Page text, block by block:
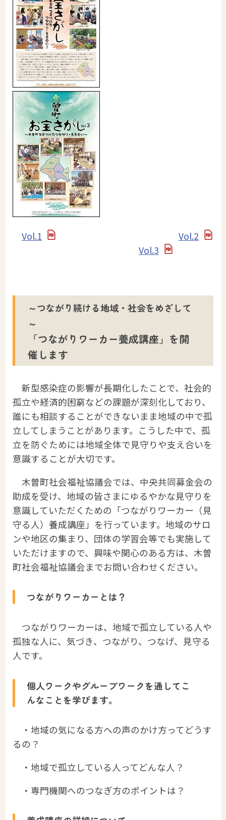
Vol.1
Vol.2
Vol.3
～つながり続ける地域・社会をめざして
～
「つながりワーカー養成講座」を開
催します
新型感染症の影響が長期化したことで、社会的
孤立や経済的困窮などの課題が深刻化しており、
誰にも相談することができないまま地域の中で孤
立してしまうことがあります。こうした中で、孤
立を防ぐためには地域全体で見守りや支え合いを
意識することが大切です。
木曽町社会福祉協議会では、中央共同募金会の
助成を受け、地域の皆さまにゆるやかな見守りを
意識していただくための「つながりワーカー（見
守る人）養成講座」を行っています。地域のサロ
ンや地区の集まり、団体の学習会等でも実施して
いただけますので、興味や関心のある方は、木曽
町社会福祉協議会までお問い合わせください。
つながりワーカーとは？
つながりワーカーは、地域で孤立している人や
孤独な人に、気づき、つながり、つなげ、見守る
人です。
個人ワークやグループワークを通してこ
んなことを学びます。
・地域の気になる方への声のかけ方ってどうす
るの？
・地域で孤立している人ってどんな人？
・専門機関へのつなぎ方のポイントは？